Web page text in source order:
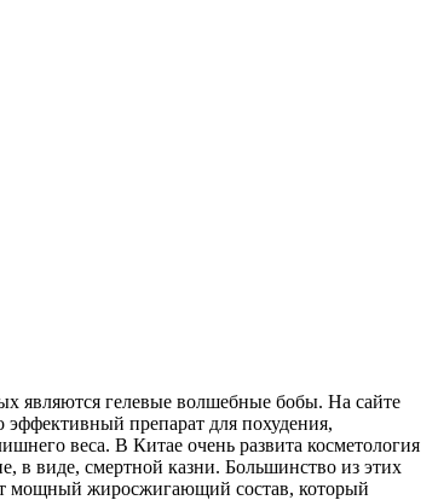
являются гелевые волшебные бобы. На сайте
препарат для похудения,
веса. В Китае очень развита косметология
в виде, смертной казни. Большинство из этих
мощный жиросжигающий состав, который